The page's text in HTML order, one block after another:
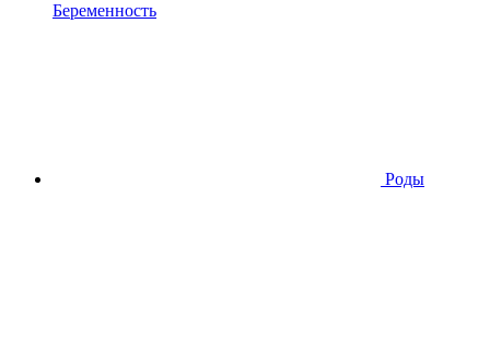
Беременность
Роды